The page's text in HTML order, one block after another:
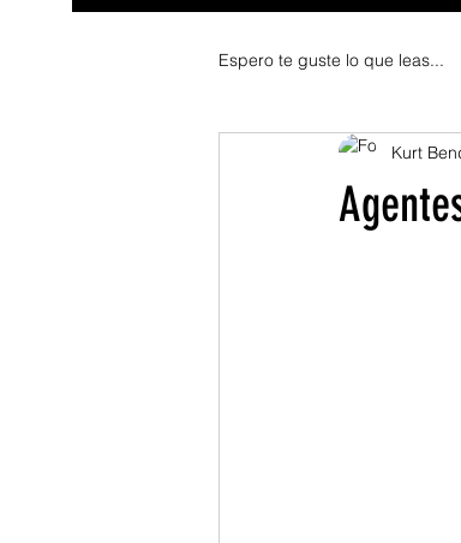
Espero te guste lo que leas...
Fe y EspiritualidadKurt